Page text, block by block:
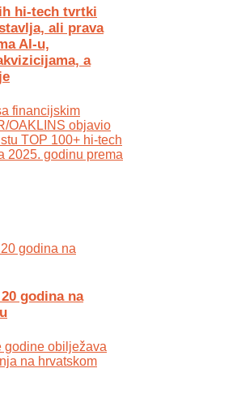
hi-tech tvrtki
ali prava
AI-u,
a
financijskim
OAKLINS objavio
TOP 100+ hi-tech
2025. godinu prema
godina na
godine obilježava
na hrvatskom